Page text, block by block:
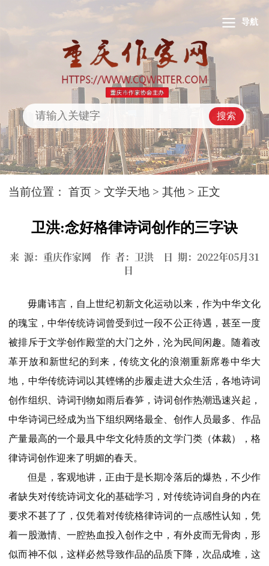
导航
搜索
当前位置：首页 >文学天地 >其他 > 正文
卫洪:念好格律诗词创作的三字诀
来 源：重庆作家网 作 者：卫洪 日 期：2022年05月31
日
毋庸讳言，自上世纪初新文化运动以来，作为中华文化
的瑰宝，中华传统诗词曾受到过一段不公正待遇，甚至一度
被排斥于文学创作殿堂的大门之外，沦为民间闲趣。随着改
革开放和新世纪的到来，传统文化的浪潮重新席卷中华大
地，中华传统诗词以其铿锵的步履走进大众生活，各地诗词
创作组织、诗词刊物如雨后春笋，诗词创作热潮迅速兴起，
中华诗词已经成为当下组织网络最全、创作人员最多、作品
产量最高的一个最具中华文化特质的文学门类（体裁），格
律诗词创作迎来了明媚的春天。
但是，客观地讲，正由于是长期冷落后的爆热，不少作
者缺失对传统诗词文化的基础学习，对传统诗词自身的内在
要求不甚了了，仅凭着对传统格律诗词的一点感性认知，凭
着一股激情、一腔热血投入创作之中，有外皮而无骨肉，形
似而神不似，这样必然导致作品的品质下降，次品成堆，这